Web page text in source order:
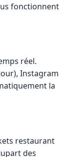
fonctionnent
réel.
Instagram
la
restaurant
des